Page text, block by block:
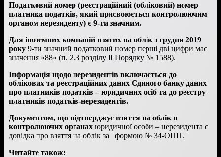
Податковий номер (реєстраційний (обліковий) номер
платника податків, який присвоюється контролюючим
органом нерезиденту) є 9-ти значним.
Для іноземних компаній взятих на облік з грудня 2019
року 9-ти значний податковий номер перші дві цифри має
значення «88» (п. 2.3 розділу ІІ Порядку № 1588).
Інформація щодо нерезидентів включається до
облікових та реєстраційних даних Єдиного банку даних
про платників податків – юридичних осіб та до реєстру
платників податків-нерезидентів.
Документом, що підтверджує взяття на облік в
контролюючих органах юридичної особи – нерезидента є
довідка про взяття на облік за формою № 34-ОПП.
Читайте також: